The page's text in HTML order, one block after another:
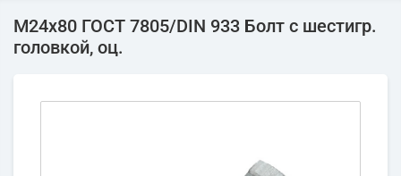
М24х80 ГОСТ 7805/DIN 933 Болт с шестигр.
головкой, оц.